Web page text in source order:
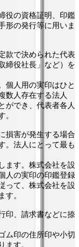
役の資格証明、印鑑
形の発行等に用いま
款で決められた代表
締役社長」など）を
個人用の実印はひと
数人存在する法人
ができ、代表者各人
。
損害が発生する場合
。法人にとって最も
ます。株式会社を設
人の実印の印鑑登録
って、株式会社を設
す。
印、請求書などに捺
ム印の住所印や小切
ます。